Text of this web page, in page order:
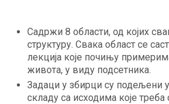
Садржи 8 области, од којих
структуру. Свака област се
лекција које почињу
живота, у виду подсетника.
Задаци у збирци су подељени
складу са исходима које треба